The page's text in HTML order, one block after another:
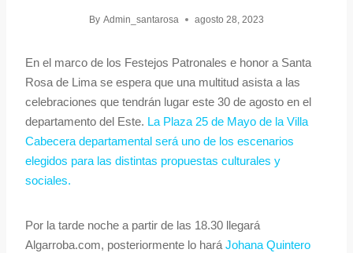
By Admin_santarosa agosto 28, 2023
En el marco de los Festejos Patronales e honor a Santa
Rosa de Lima se espera que una multitud asista a las
celebraciones que tendrán lugar este 30 de agosto en el
departamento del Este. La Plaza 25 de Mayo de la Villa
Cabecera departamental será uno de los escenarios
elegidos para las distintas propuestas culturales y
sociales.
Por la tarde noche a partir de las 18.30 llegará
Algarroba.com, posteriormente lo haráJohana Quintero